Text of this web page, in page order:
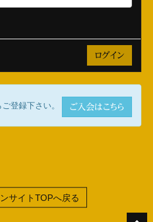
登録下さい。 ご入会はこちら
サイトTOPへ戻る